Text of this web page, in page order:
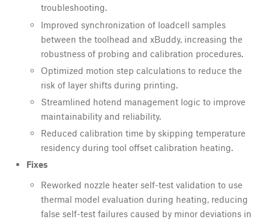
troubleshooting.
Improved synchronization of loadcell samples
between the toolhead and xBuddy, increasing the
robustness of probing and calibration procedures.
Optimized motion step calculations to reduce the
risk of layer shifts during printing.
Streamlined hotend management logic to improve
maintainability and reliability.
Reduced calibration time by skipping temperature
residency during tool offset calibration heating.
Fixes
Reworked nozzle heater self-test validation to use
thermal model evaluation during heating, reducing
false self-test failures caused by minor deviations in